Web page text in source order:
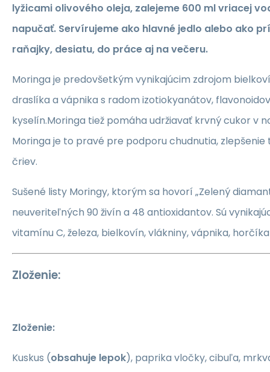
lyžicami olivového oleja, zalejeme 600 ml vriacej
napučať. Servírujeme ako hlavné jedlo alebo ako
raňajky, desiatu, do práce aj na večeru.
Moringa je predovšetkým vynikajúcim zdrojom
draslíka a vápnika s radom izotiokyanátov,
kyselín.Moringa tiež pomáha udržiavať krvný cukor v
Moringa je to pravé pre podporu chudnutia, zlepšenie
čriev.
Sušené listy Moringy, ktorým sa hovorí „Zelený
neuveriteľných 90 živín a 48 antioxidantov. Sú
vitamínu C, železa, bielkovín, vlákniny, vápnika,
Zloženie:
Zloženie:
Kuskus (obsahuje lepok), paprika vločky, cibuľa,